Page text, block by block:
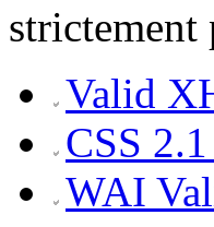
strictement
Valid
CSS
WAI